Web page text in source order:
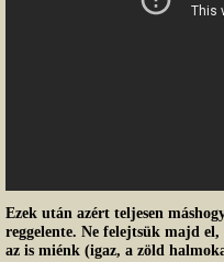
Ezek után azért teljesen
reggelente. Ne felejtsük majd
az is miénk (igaz, a zöld